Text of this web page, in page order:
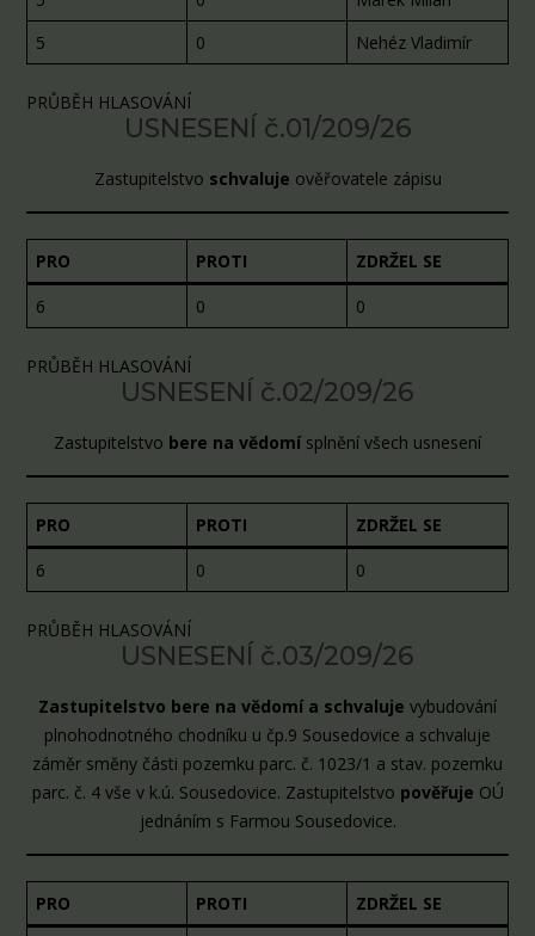
5
0 Nehéz Vladimír
PRŮBĚH HLASOVÁNÍ
USNESENÍ č.01/209/26
Zastupitelstvo schvaluje ověřovatele zápisu
PRO PROTI
ZDRŽEL SE
6
0 0
PRŮBĚH HLASOVÁNÍ
USNESENÍ č.02/209/26
Zastupitelstvo bere na vědomí splnění všech usnesení
PRO PROTI
ZDRŽEL SE
6
0 0
PRŮBĚH HLASOVÁNÍ
USNESENÍ č.03/209/26
Zastupitelstvo bere na vědomí a schvaluje vybudování
plnohodnotného chodníku u čp.9 Sousedovice a schvaluje
záměr směny části pozemku parc. č. 1023/1 a stav. pozemku
parc. č. 4 vše v k.ú. Sousedovice. Zastupitelstvo pověřuje OÚ
jednáním s Farmou Sousedovice.
PRO PROTI
ZDRŽEL SE